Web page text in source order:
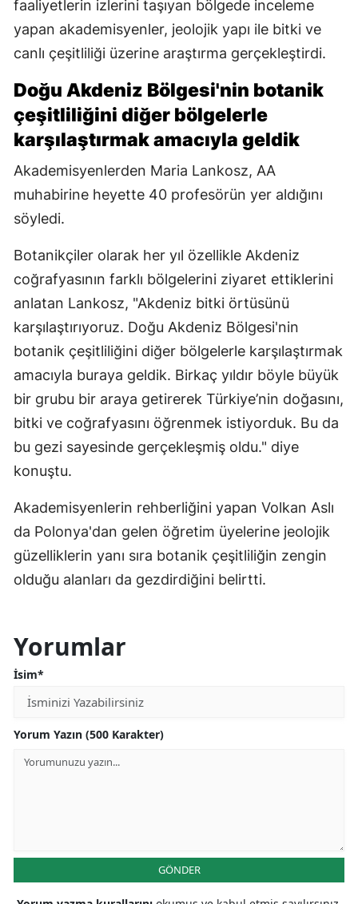
faaliyetlerin izlerini taşıyan bölgede inceleme
yapan akademisyenler, jeolojik yapı ile bitki ve
canlı çeşitliliği üzerine araştırma gerçekleştirdi.
Doğu Akdeniz Bölgesi'nin botanik
çeşitliliğini diğer bölgelerle
karşılaştırmak amacıyla geldik
Akademisyenlerden Maria Lankosz, AA
muhabirine heyette 40 profesörün yer aldığını
söyledi.
Botanikçiler olarak her yıl özellikle Akdeniz
coğrafyasının farklı bölgelerini ziyaret ettiklerini
anlatan Lankosz, "Akdeniz bitki örtüsünü
karşılaştırıyoruz. Doğu Akdeniz Bölgesi'nin
botanik çeşitliliğini diğer bölgelerle karşılaştırmak
amacıyla buraya geldik. Birkaç yıldır böyle büyük
bir grubu bir araya getirerek Türkiye’nin doğasını,
bitki ve coğrafyasını öğrenmek istiyorduk. Bu da
bu gezi sayesinde gerçekleşmiş oldu." diye
konuştu.
Akademisyenlerin rehberliğini yapan Volkan Aslı
da Polonya'dan gelen öğretim üyelerine jeolojik
güzelliklerin yanı sıra botanik çeşitliliğin zengin
olduğu alanları da gezdirdiğini belirtti.
Yorumlar
İsim*
Yorum Yazın (500 Karakter)
GÖNDER